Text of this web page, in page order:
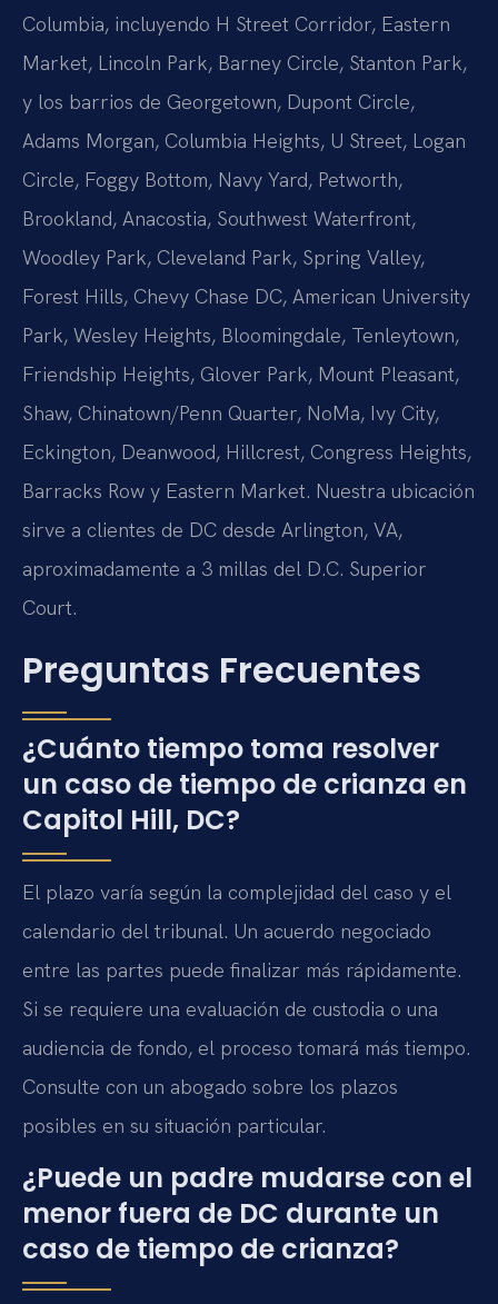
Columbia, incluyendo H Street Corridor, Eastern
Market, Lincoln Park, Barney Circle, Stanton Park,
y los barrios de Georgetown, Dupont Circle,
Adams Morgan, Columbia Heights, U Street, Logan
Circle, Foggy Bottom, Navy Yard, Petworth,
Brookland, Anacostia, Southwest Waterfront,
Woodley Park, Cleveland Park, Spring Valley,
Forest Hills, Chevy Chase DC, American University
Park, Wesley Heights, Bloomingdale, Tenleytown,
Friendship Heights, Glover Park, Mount Pleasant,
Shaw, Chinatown/Penn Quarter, NoMa, Ivy City,
Eckington, Deanwood, Hillcrest, Congress Heights,
Barracks Row y Eastern Market. Nuestra ubicación
sirve a clientes de DC desde Arlington, VA,
aproximadamente a 3 millas del D.C. Superior
Court.
Preguntas Frecuentes
¿Cuánto tiempo toma resolver
un caso de tiempo de crianza en
Capitol Hill, DC?
El plazo varía según la complejidad del caso y el
calendario del tribunal. Un acuerdo negociado
entre las partes puede finalizar más rápidamente.
Si se requiere una evaluación de custodia o una
audiencia de fondo, el proceso tomará más tiempo.
Consulte con un abogado sobre los plazos
posibles en su situación particular.
¿Puede un padre mudarse con el
menor fuera de DC durante un
caso de tiempo de crianza?